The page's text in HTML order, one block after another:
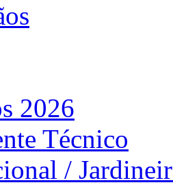
2026
Técnico
/